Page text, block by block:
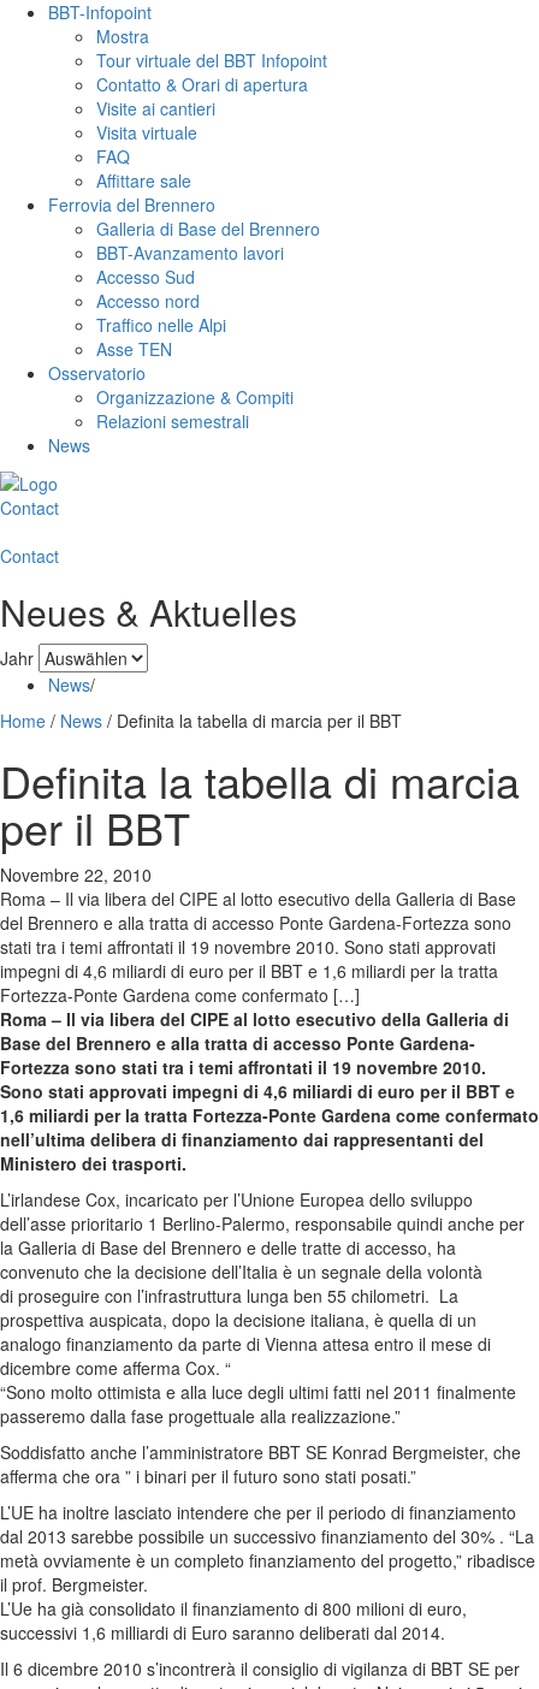
BBT-Infopoint
Mostra
Tour virtuale del BBT Infopoint
Contatto & Orari di apertura
Visite ai cantieri
Visita virtuale
FAQ
Affittare sale
Ferrovia del Brennero
Galleria di Base del Brennero
BBT-Avanzamento lavori
Accesso Sud
Accesso nord
Traffico nelle Alpi
Asse TEN
Osservatorio
Organizzazione & Compiti
Relazioni semestrali
News
Contact
Contact
Neues & Aktuelles
Jahr
News/
Home / News / Definita la tabella di marcia per il BBT
Definita la tabella di marcia
per il BBT
Novembre 22, 2010
Roma – Il via libera del CIPE al lotto esecutivo della Galleria di Base
del Brennero e alla tratta di accesso Ponte Gardena-Fortezza sono
stati tra i temi affrontati il 19 novembre 2010. Sono stati approvati
impegni di 4,6 miliardi di euro per il BBT e 1,6 miliardi per la tratta
Fortezza-Ponte Gardena come confermato […]
Roma – Il via libera del CIPE al lotto esecutivo della Galleria di
Base del Brennero e alla tratta di accesso Ponte Gardena-
Fortezza sono stati tra i temi affrontati il 19 novembre 2010.
Sono stati approvati impegni di 4,6 miliardi di euro per il BBT e
1,6 miliardi per la tratta Fortezza-Ponte Gardena come confermato
nell’ultima delibera di finanziamento dai rappresentanti del
Ministero dei trasporti.
L’irlandese Cox, incaricato per l’Unione Europea dello sviluppo
dell’asse prioritario 1 Berlino-Palermo, responsabile quindi anche per
la Galleria di Base del Brennero e delle tratte di accesso, ha
convenuto che la decisione dell’Italia è un segnale della volontà
di proseguire con l’infrastruttura lunga ben 55 chilometri. La
prospettiva auspicata, dopo la decisione italiana, è quella di un
analogo finanziamento da parte di Vienna attesa entro il mese di
dicembre come afferma Cox. “
“Sono molto ottimista e alla luce degli ultimi fatti nel 2011 finalmente
passeremo dalla fase progettuale alla realizzazione.”
Soddisfatto anche l’amministratore BBT SE Konrad Bergmeister, che
afferma che ora ” i binari per il futuro sono stati posati.”
L’UE ha inoltre lasciato intendere che per il periodo di finanziamento
dal 2013 sarebbe possibile un successivo finanziamento del 30% . “La
metà ovviamente è un completo finanziamento del progetto,” ribadisce
il prof. Bergmeister.
L’Ue ha già consolidato il finanziamento di 800 milioni di euro,
successivi 1,6 milliardi di Euro saranno deliberati dal 2014.
Il 6 dicembre 2010 s’incontrerà il consiglio di vigilanza di BBT SE per